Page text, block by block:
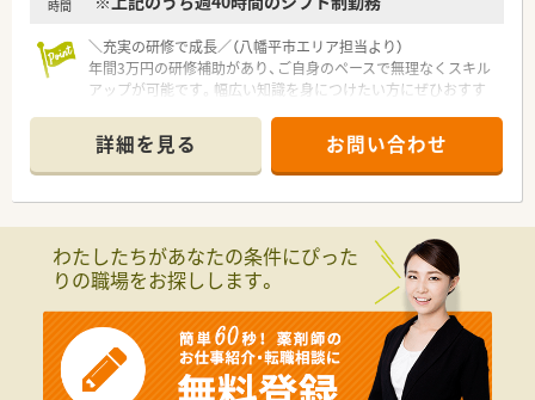
時間
＼充実の研修で成長／（八幡平市エリア担当より）
年間3万円の研修補助があり、ご自身のペースで無理なくスキル
アップが可能です。幅広い知識を身につけたい方にぜひおすす
＊------------------------------------------＊
【店舗情報と応需状況について】
■最寄り駅の大更駅から徒歩で2分という好立地にあり、毎日の
■目の前にある総合病院から総合科目の処方箋を1日あたり約
70枚応需しており、一包化の割合が多いことが特徴となってい
■勤務するスタッフは薬剤師が常勤1名、事務員が1名という体
制になっており、地域に密着しながらじっくりと業務に取り組め
ます。
詳細を見る お問い合わせ
わたしたちがあなたの条件にぴった
りの職場をお探しします。